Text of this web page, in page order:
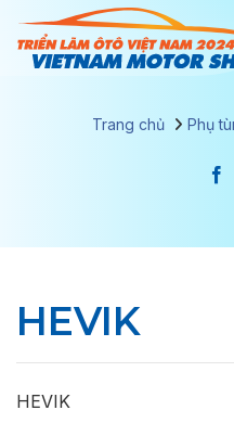
đến
Trang chủ Phụ
HEVIK
HEVIK